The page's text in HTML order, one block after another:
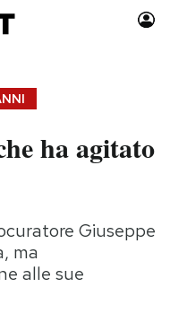
Idee
Boomer!
ha agitato
Giuseppe
ma
alle sue